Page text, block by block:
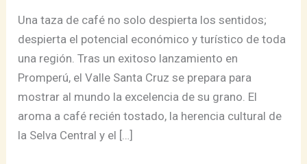
Una taza de café no solo despierta los sentidos;
despierta el potencial económico y turístico de toda
una región. Tras un exitoso lanzamiento en
Promperú, el Valle Santa Cruz se prepara para
mostrar al mundo la excelencia de su grano. El
aroma a café recién tostado, la herencia cultural de
la Selva Central y el […]
2026